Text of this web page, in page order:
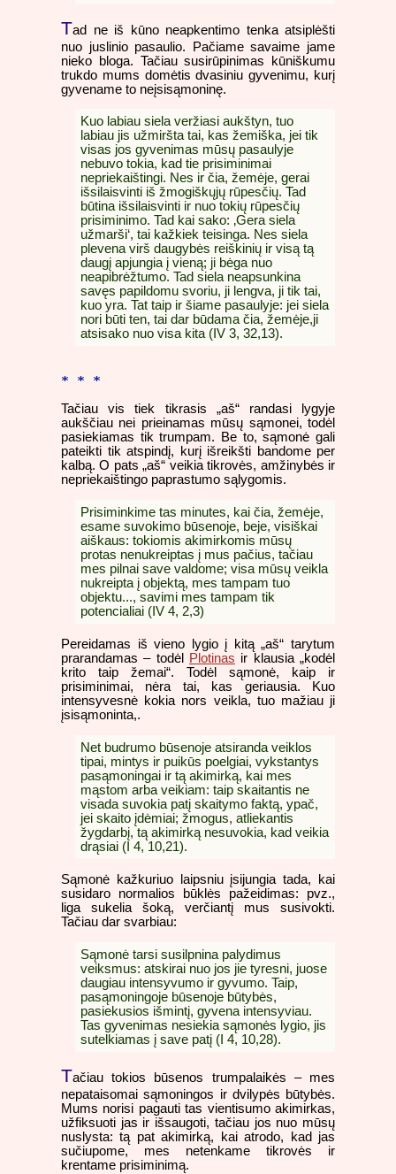
Tad ne iš kūno neapkentimo tenka atsiplėšti
nuo juslinio pasaulio. Pačiame savaime jame
nieko bloga. Tačiau susirūpinimas kūniškumu
trukdo mums domėtis dvasiniu gyvenimu, kurį
gyvename to neįsisąmoninę.
Kuo labiau siela veržiasi aukštyn, tuo
labiau jis užmiršta tai, kas žemiška, jei tik
visas jos gyvenimas mūsų pasaulyje
nebuvo tokia, kad tie prisiminimai
nepriekaištingi. Nes ir čia, žemėje, gerai
išsilaisvinti iš žmogiškųjų rūpesčių. Tad
būtina išsilaisvinti ir nuo tokių rūpesčių
prisiminimo. Tad kai sako: ‚Gera siela
užmarši‘, tai kažkiek teisinga. Nes siela
plevena virš daugybės reiškinių ir visą tą
daugį apjungia į vieną; ji bėga nuo
neapibrėžtumo. Tad siela neapsunkina
savęs papildomu svoriu, ji lengva, ji tik tai,
kuo yra. Tat taip ir šiame pasaulyje: jei siela
nori būti ten, tai dar būdama čia, žemėje,ji
atsisako nuo visa kita (IV 3, 32,13).
* * *
Tačiau vis tiek tikrasis „aš“ randasi lygyje
aukščiau nei prieinamas mūsų sąmonei, todėl
pasiekiamas tik trumpam. Be to, sąmonė gali
pateikti tik atspindį, kurį išreikšti bandome per
kalbą. O pats „aš“ veikia tikrovės, amžinybės ir
nepriekaištingo paprastumo sąlygomis.
Prisiminkime tas minutes, kai čia, žemėje,
esame suvokimo būsenoje, beje, visiškai
aiškaus: tokiomis akimirkomis mūsų
protas nenukreiptas į mus pačius, tačiau
mes pilnai save valdome; visa mūsų veikla
nukreipta į objektą, mes tampam tuo
objektu..., savimi mes tampam tik
potencialiai (IV 4, 2,3)
Pereidamas iš vieno lygio į kitą „aš“ tarytum
prarandamas – todėl
Plotinas ir klausia „kodėl
krito taip žemai“. Todėl sąmonė, kaip ir
prisiminimai, nėra tai, kas geriausia. Kuo
intensyvesnė kokia nors veikla, tuo mažiau ji
įsisąmoninta,.
Net budrumo būsenoje atsiranda veiklos
tipai, mintys ir puikūs poelgiai, vykstantys
pasąmoningai ir tą akimirką, kai mes
mąstom arba veikiam: taip skaitantis ne
visada suvokia patį skaitymo faktą, ypač,
jei skaito įdėmiai; žmogus, atliekantis
žygdarbį, tą akimirką nesuvokia, kad veikia
drąsiai (I 4, 10,21).
Sąmonė kažkuriuo laipsniu įsijungia tada, kai
susidaro normalios būklės pažeidimas: pvz.,
liga sukelia šoką, verčiantį mus susivokti.
Tačiau dar svarbiau:
Sąmonė tarsi susilpnina palydimus
veiksmus: atskirai nuo jos jie tyresni, juose
daugiau intensyvumo ir gyvumo. Taip,
pasąmoningoje būsenoje būtybės,
pasiekusios išmintį, gyvena intensyviau.
Tas gyvenimas nesiekia sąmonės lygio, jis
sutelkiamas į save patį (I 4, 10,28).
Tačiau tokios būsenos trumpalaikės – mes
nepataisomai sąmoningos ir dvilypės būtybės.
Mums norisi pagauti tas vientisumo akimirkas,
užfiksuoti jas ir išsaugoti, tačiau jos nuo mūsų
nuslysta: tą pat akimirką, kai atrodo, kad jas
sučiupome, mes netenkame tikrovės ir
krentame prisiminimą.